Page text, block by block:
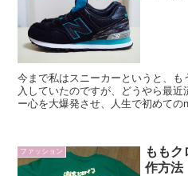
今まで私はスニーカーというと、
入していたのですが、どうやら最
ー心を大爆発させ、人生で初めての
ファッション
ももク
作方法